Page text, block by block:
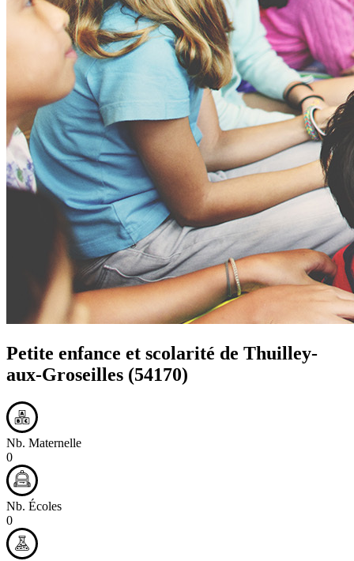
Petite enfance et scolarité de Thuilley-
aux-Groseilles (54170)
Nb. Maternelle
0
Nb. Écoles
0